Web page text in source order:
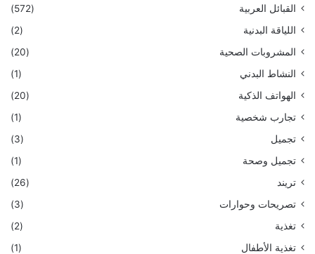
القبائل العربية
(572)
اللياقة البدنية
(2)
المشروبات الصحية
(20)
النشاط البدني
(1)
الهواتف الذكية
(20)
تجارب شخصية
(1)
تجميل
(3)
تجميل وصحة
(1)
تريند
(26)
تصريحات وحوارات
(3)
تغذية
(2)
تغذية الأطفال
(1)